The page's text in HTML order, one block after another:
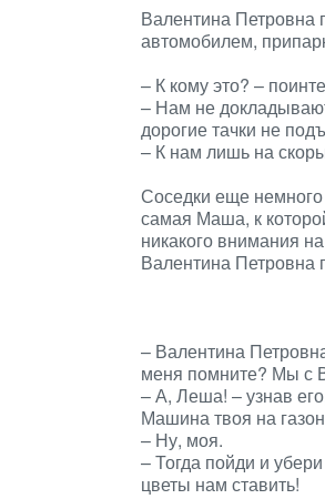
Валентина Петровна
автомобилем,
– К кому это? –
– Нам не
дорогие тачки не
– К нам лишь на
Соседки еще
самая Маша, к
никакого внимания
Валентина Петровна
– Валентина
меня помните? Мы с
– А, Леша! – узнав
Машина твоя на
– Ну, моя.
– Тогда пойди и
цветы нам ставить!